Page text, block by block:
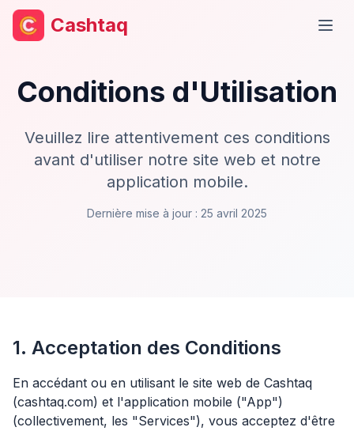
Cashtaq
Conditions d'Utilisation
Veuillez lire attentivement ces conditions
avant d'utiliser notre site web et notre
application mobile.
Dernière mise à jour : 25 avril 2025
1. Acceptation des Conditions
En accédant ou en utilisant le site web de Cashtaq
(cashtaq.com) et l'application mobile ("App")
(collectivement, les "Services"), vous acceptez d'être